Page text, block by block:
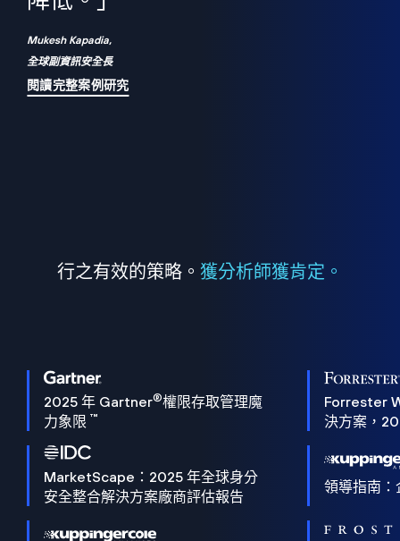
Mukesh Kapadia,
全球副資訊安全長
閱讀完整案例研究
行之有效的策略。 獲分析師獲肯定。
2025 年 Gartner®權限存取管理魔
力象限 ™
Forrester
決方案，
MarketScape：2025 年全球身分
安全整合解決方案廠商評估報告
領導指南